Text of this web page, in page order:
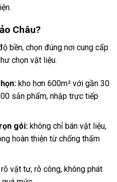
Châu?
bền, chọn đúng nơi cung cấp
chọn vật liệu.
kho hơn 600m² với gần 30
sản phẩm, nhập trực tiếp
gói:không chỉ bán vật liệu,
hoàn thiện từ chống thấm
vật tư, rõ công, không phát